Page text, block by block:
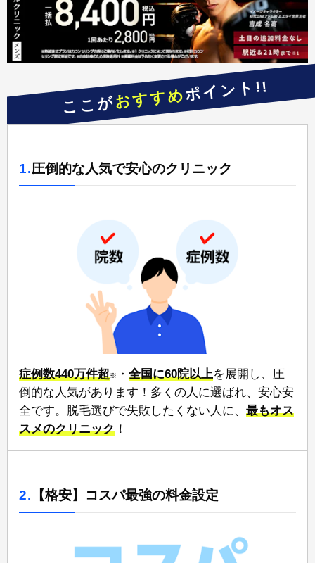
ここがおすすめポイント!!
1.圧倒的な人気で安心のクリニック
症例数440万件超※ ・ 全国に60院以上⁠を展開し、圧
倒的な人気があります！多くの人に選ばれ、安心安
全です。脱毛選びで失敗したくない人に、 ⁠最もオス
スメのクリニック ！
2. 【格安】コスパ最強の料金設定